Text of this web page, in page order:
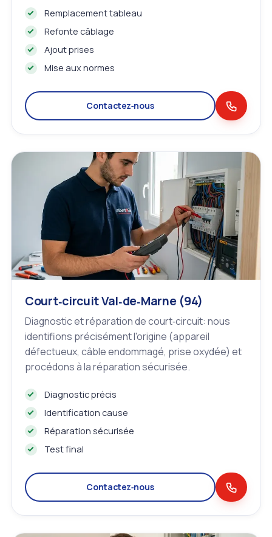
Remplacement tableau
Refonte câblage
Ajout prises
Mise aux normes
Contactez‑nous
Court‑circuit Val‑de‑Marne (94)
Diagnostic et réparation de court‑circuit: nous
identifions précisément l'origine (appareil
défectueux, câble endommagé, prise oxydée) et
procédons à la réparation sécurisée.
Diagnostic précis
Identification cause
Réparation sécurisée
Test final
Contactez‑nous